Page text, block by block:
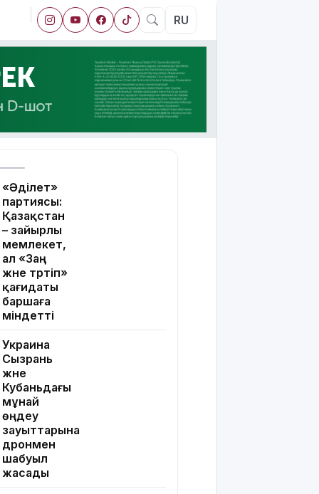
RU
«Әділет»
партиясы:
Қазақстан
– зайырлы
мемлекет,
ал «Заң
және тәртіп»
қағидаты
баршаға
міндетті
Украина
Сызрань
және
Кубаньдағы
мұнай
өңдеу
зауыттарына
дронмен
шабуыл
жасады